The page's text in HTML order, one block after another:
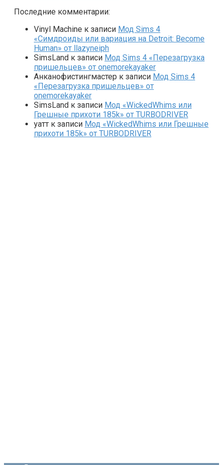
Последние комментарии:
Vinyl Machine к записи Мод Sims 4
«Симдроиды или вариация на Detroit: Become
Human» от llazyneiph
SimsLand к записи Мод Sims 4 «Перезагрузка
пришельцев» от onemorekayaker
Анканофистингмастер к записи Мод Sims 4
«Перезагрузка пришельцев» от
onemorekayaker
SimsLand к записи Мод «WickedWhims или
Грешные прихоти 185k» от TURBODRIVER
yaтт к записи Мод «WickedWhims или Грешные
прихоти 185k» от TURBODRIVER